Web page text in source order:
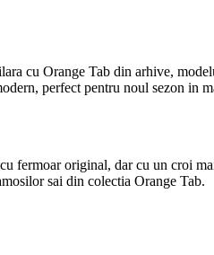
cu Orange Tab din arhive,
perfect pentru noul sezon in
fermoar original, dar cu un croi
sai din colectia Orange Tab.